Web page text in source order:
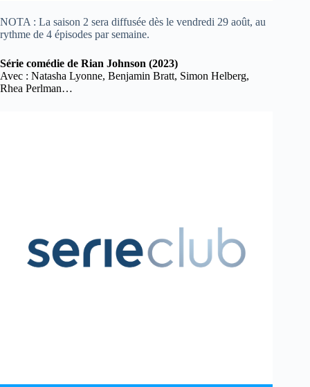
NOTA : La saison 2 sera diffusée dès le vendredi 29 août, au
rythme de 4 épisodes par semaine.
Série comédie de Rian Johnson (2023)
Avec : Natasha Lyonne, Benjamin Bratt, Simon Helberg,
Rhea Perlman…